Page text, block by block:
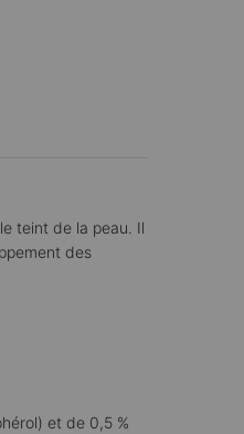
teint de la peau. Il
des
et de 0,5 %